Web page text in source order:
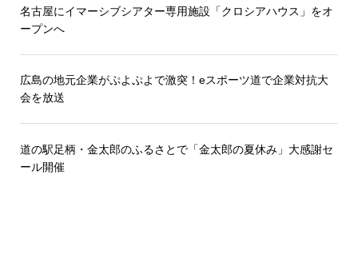
名古屋にイマーシブシアター専用施設「クロシアハウス」をオ
ープンへ
広島の地元企業がぷよぷよで激突！eスポーツ道で企業対抗大
会を放送
道の駅足柄・金太郎のふるさとで「金太郎の夏休み」大感謝セ
ール開催